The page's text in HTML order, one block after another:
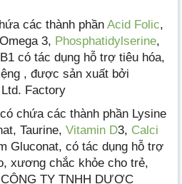
các thành phần Acid Folic,
3, Phosphatidylserine,
có tác dụng hỗ trợ tiêu hóa,
, được sản xuất bởi
Factory
có chứa các thành phần Lysine
Taurine, Vitamin D3, Calci
Gluconat, có tác dụng hỗ trợ
xương chắc khỏe cho trẻ,
TY TNHH DƯỢC